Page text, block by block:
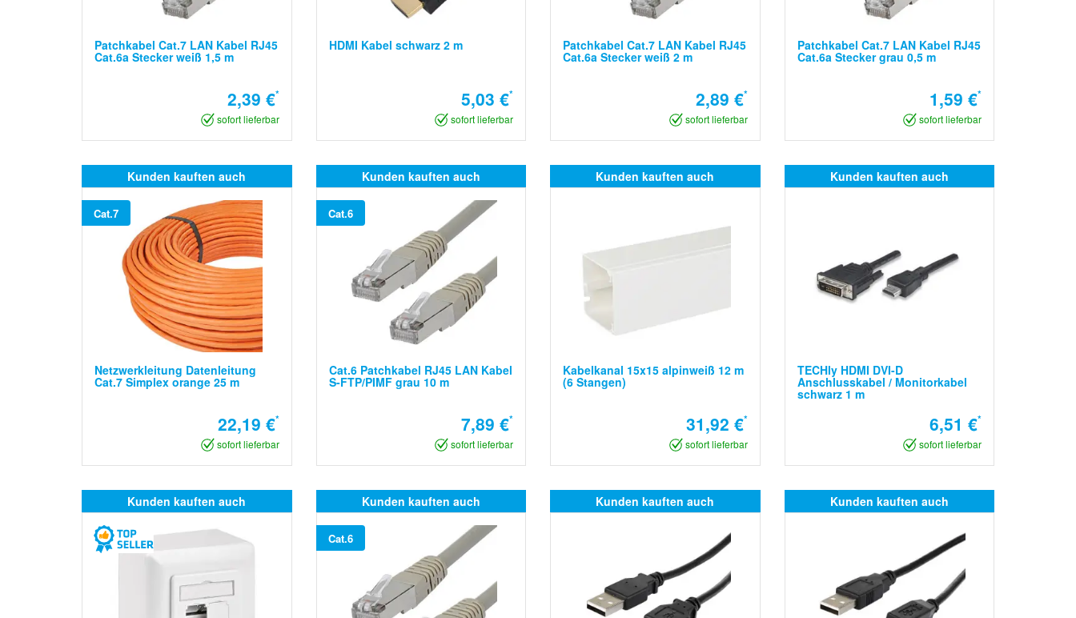
Patchkabel Cat.7 LAN Kabel RJ45
Cat.6a Stecker weiß 1,5 m
2,39 €*
sofort lieferbar
HDMI Kabel schwarz 2 m
5,03 €*
sofort lieferbar
Patchkabel Cat.7 LAN Kabel RJ45
Cat.6a Stecker weiß 2 m
2,89 €*
sofort lieferbar
Patchkabel Cat.7 LAN Kabel RJ45
Cat.6a Stecker grau 0,5 m
1,59 €*
sofort lieferbar
Kunden kauften auch
Cat.7
Netzwerkleitung Datenleitung
Cat.7 Simplex orange 25 m
22,19 €*
sofort lieferbar
Kunden kauften auch
Cat.6
Cat.6 Patchkabel RJ45 LAN Kabel
S-FTP/PIMF grau 10 m
7,89 €*
sofort lieferbar
Kunden kauften auch
Kabelkanal 15x15 alpinweiß 12 m
(6 Stangen)
31,92 €*
sofort lieferbar
Kunden kauften auch
TECHly HDMI DVI-D
Anschlusskabel / Monitorkabel
schwarz 1 m
6,51 €*
sofort lieferbar
Kunden kauften auch Kunden kauften auch
Cat.6
Kunden kauften auch Kunden kauften auch